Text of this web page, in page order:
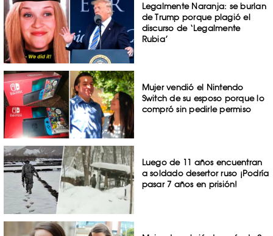
Legalmente Naranja: se burlan
de Trump porque plagió el
discurso de ‘Legalmente
Rubia’
Mujer vendió el Nintendo
Switch de su esposo porque lo
compró sin pedirle permiso
Luego de 11 años encuentran
a soldado desertor ruso ¡Podría
pasar 7 años en prisión!